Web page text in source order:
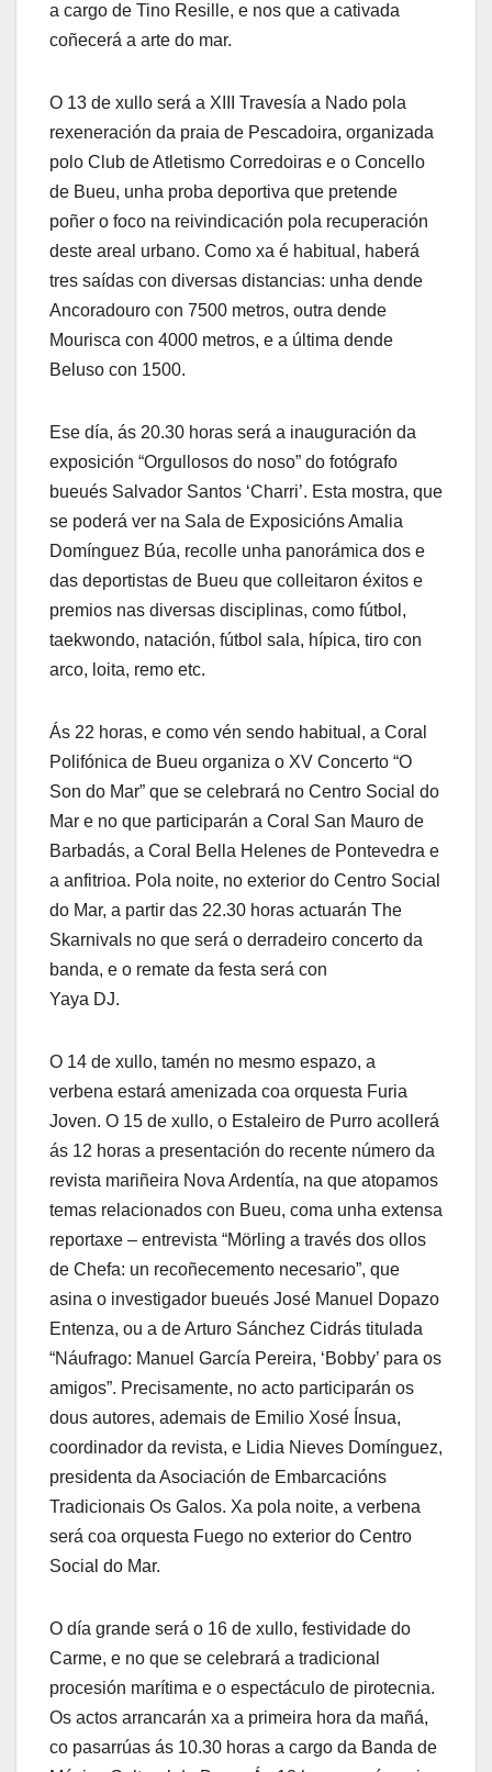
a cargo de Tino Resille, e nos que a cativada
coñecerá a arte do mar.
O 13 de xullo será a XIII Travesía a Nado pola
rexeneración da praia de Pescadoira, organizada
polo Club de Atletismo Corredoiras e o Concello
de Bueu, unha proba deportiva que pretende
poñer o foco na reivindicación pola recuperación
deste areal urbano. Como xa é habitual, haberá
tres saídas con diversas distancias: unha dende
Ancoradouro con 7500 metros, outra dende
Mourisca con 4000 metros, e a última dende
Beluso con 1500.
Ese día, ás 20.30 horas será a inauguración da
exposición “Orgullosos do noso” do fotógrafo
bueués Salvador Santos ‘Charri’. Esta mostra, que
se poderá ver na Sala de Exposicións Amalia
Domínguez Búa, recolle unha panorámica dos e
das deportistas de Bueu que colleitaron éxitos e
premios nas diversas disciplinas, como fútbol,
taekwondo, natación, fútbol sala, hípica, tiro con
arco, loita, remo etc.
Ás 22 horas, e como vén sendo habitual, a Coral
Polifónica de Bueu organiza o XV Concerto “O
Son do Mar” que se celebrará no Centro Social do
Mar e no que participarán a Coral San Mauro de
Barbadás, a Coral Bella Helenes de Pontevedra e
a anfitrioa. Pola noite, no exterior do Centro Social
do Mar, a partir das 22.30 horas actuarán The
Skarnivals no que será o derradeiro concerto da
banda, e o remate da festa será con
Yaya DJ.
O 14 de xullo, tamén no mesmo espazo, a
verbena estará amenizada coa orquesta Furia
Joven. O 15 de xullo, o Estaleiro de Purro acollerá
ás 12 horas a presentación do recente número da
revista mariñeira Nova Ardentía, na que atopamos
temas relacionados con Bueu, coma unha extensa
reportaxe – entrevista “Mörling a través dos ollos
de Chefa: un recoñecemento necesario”, que
asina o investigador bueués José Manuel Dopazo
Entenza, ou a de Arturo Sánchez Cidrás titulada
“Náufrago: Manuel García Pereira, ‘Bobby’ para os
amigos”. Precisamente, no acto participarán os
dous autores, ademais de Emilio Xosé Ínsua,
coordinador da revista, e Lidia Nieves Domínguez,
presidenta da Asociación de Embarcacións
Tradicionais Os Galos. Xa pola noite, a verbena
será coa orquesta Fuego no exterior do Centro
Social do Mar.
O día grande será o 16 de xullo, festividade do
Carme, e no que se celebrará a tradicional
procesión marítima e o espectáculo de pirotecnia.
Os actos arrancarán xa a primeira hora da mañá,
co pasarrúas ás 10.30 horas a cargo da Banda de